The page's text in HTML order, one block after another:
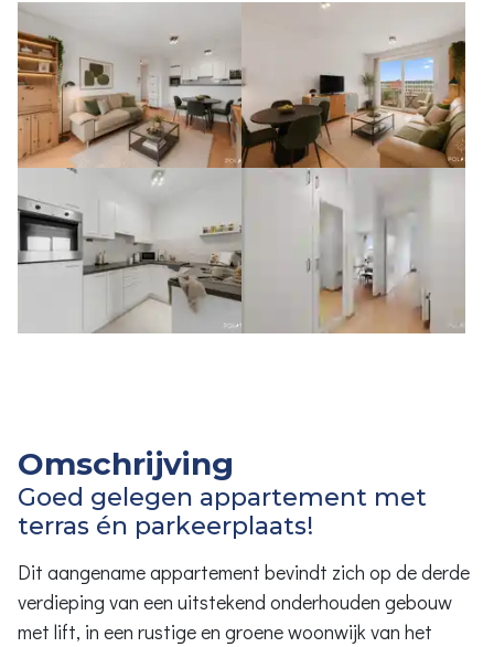
Omschrijving
Goed gelegen appartement met
terras én parkeerplaats!
Dit aangename appartement bevindt zich op de derde
verdieping van een uitstekend onderhouden gebouw
met lift, in een rustige en groene woonwijk van het